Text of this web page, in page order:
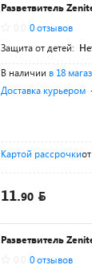
Разветвитель
0 отзывов
Защита от детей:
В наличии в 18
Доставка курьером
Картой рассрочкиот
11.90
Разветвитель
0 отзывов